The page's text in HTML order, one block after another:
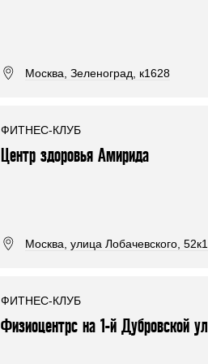
Москва, Зеленоград, к1628
ФИТНЕС-КЛУБ
Центр здоровья Амирида
Москва, улица Лобачевского, 52к1,
ФИТНЕС-КЛУБ
Физиоцентрс на 1-й Дубровской